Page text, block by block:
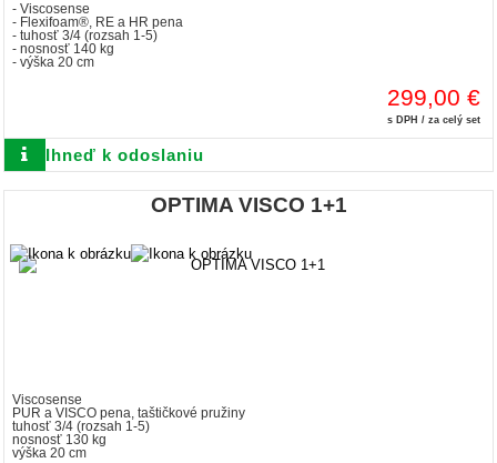
- Viscosense
- Flexifoam®, RE a HR pena
- tuhosť 3/4 (rozsah 1-5)
- nosnosť 140 kg
- výška 20 cm
299,00 €
s DPH / za celý set
Ihneď k odoslaniu
OPTIMA VISCO 1+1
Viscosense
PUR a VISCO pena, taštičkové pružiny
tuhosť 3/4 (rozsah 1-5)
nosnosť 130 kg
výška 20 cm